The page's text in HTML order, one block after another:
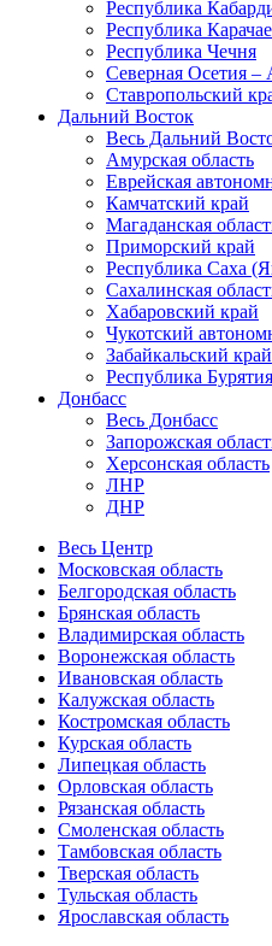
Республика
Республика
Республика Чечня
Северная Осетия –
Ставропольский
Дальний Восток
Весь Дальний
Амурская область
Еврейская
Камчатский край
Магаданская
Приморский край
Республика Саха
Сахалинская
Хабаровский край
Чукотский
Забайкальский край
Республика Бурятия
Донбасс
Весь Донбасс
Запорожская
Херсонская область
ЛНР
ДНР
Весь Центр
Московская область
Белгородская область
Брянская область
Владимирская область
Воронежская область
Ивановская область
Калужская область
Костромская область
Курская область
Липецкая область
Орловская область
Рязанская область
Смоленская область
Тамбовская область
Тверская область
Тульская область
Ярославская область